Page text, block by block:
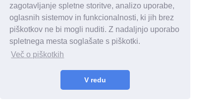
zagotavljanje spletne storitve, analizo uporabe,
oglasnih sistemov in funkcionalnosti, ki jih brez
piškotkov ne bi mogli nuditi. Z nadaljnjo uporabo
spletnega mesta soglašate s piškotki.
Več o piškotkih
V redu